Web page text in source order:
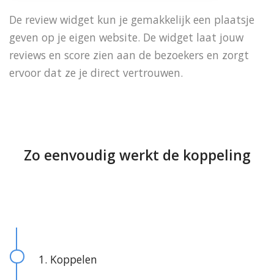
De review widget kun je gemakkelijk een plaatsje
geven op je eigen website. De widget laat jouw
reviews en score zien aan de bezoekers en zorgt
ervoor dat ze je direct vertrouwen.
Zo eenvoudig werkt de koppeling
1. Koppelen